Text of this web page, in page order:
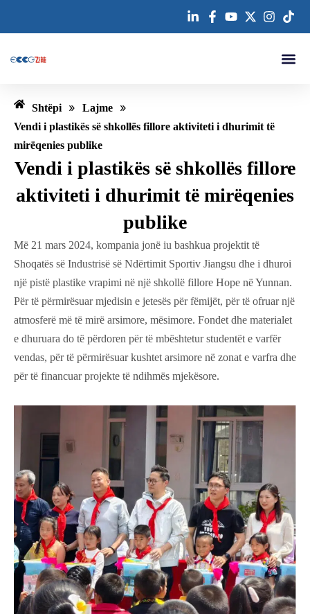
Shtëpi » Lajme »
Vendi i plastikës së shkollës fillore aktiviteti i dhurimit të
mirëqenies publike
Vendi i plastikës së shkollës fillore
aktiviteti i dhurimit të mirëqenies
publike
Më 21 mars 2024, kompania jonë iu bashkua projektit të
Shoqatës së Industrisë së Ndërtimit Sportiv Jiangsu dhe i dhuroi
një pistë plastike vrapimi në një shkollë fillore Hope në Yunnan.
Për të përmirësuar mjedisin e jetesës për fëmijët, për të ofruar një
atmosferë më të mirë arsimore, mësimore. Fondet dhe materialet
e dhuruara do të përdoren për të mbështetur studentët e varfër
vendas, për të përmirësuar kushtet arsimore në zonat e varfra dhe
për të financuar projekte të ndihmës mjekësore.